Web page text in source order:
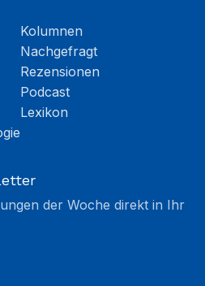
Kolumnen
Nachgefragt
Rezensionen
Podcast
Lexikon
der Woche direkt in Ihr